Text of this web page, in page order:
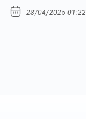
28/04/2025 01:22